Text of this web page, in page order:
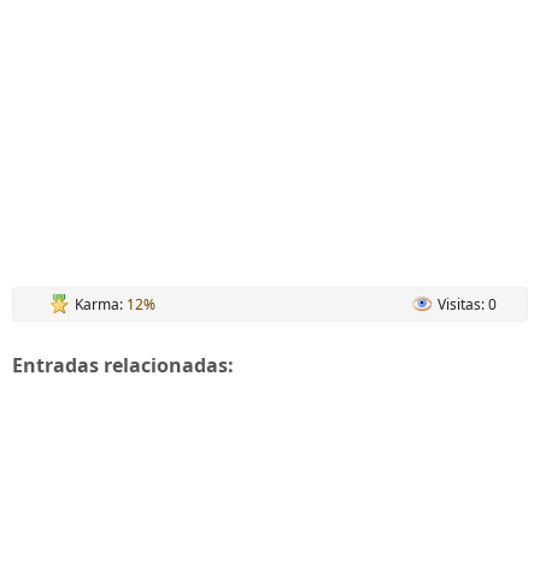
Karma: 12% Visitas: 0
Entradas relacionadas: